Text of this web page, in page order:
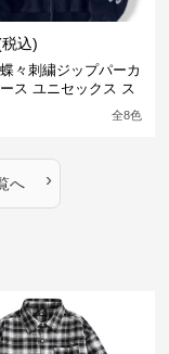
込)
々刺繍ジップパーカ
ス ユニセックス ス
全8色
へ ›